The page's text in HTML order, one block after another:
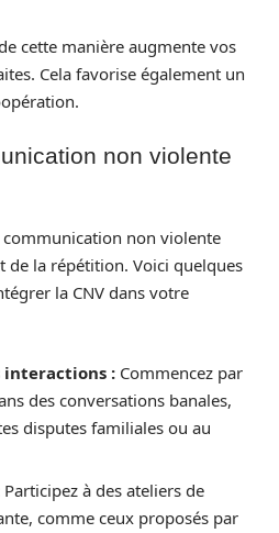
cette manière augmente vos
Cela favorise également un
non violente
non violente
de la répétition. Voici quelques
la CNV dans votre
interactions : Commencez par
des conversations banales,
disputes familiales ou au
Participez à des ateliers de
comme ceux proposés par